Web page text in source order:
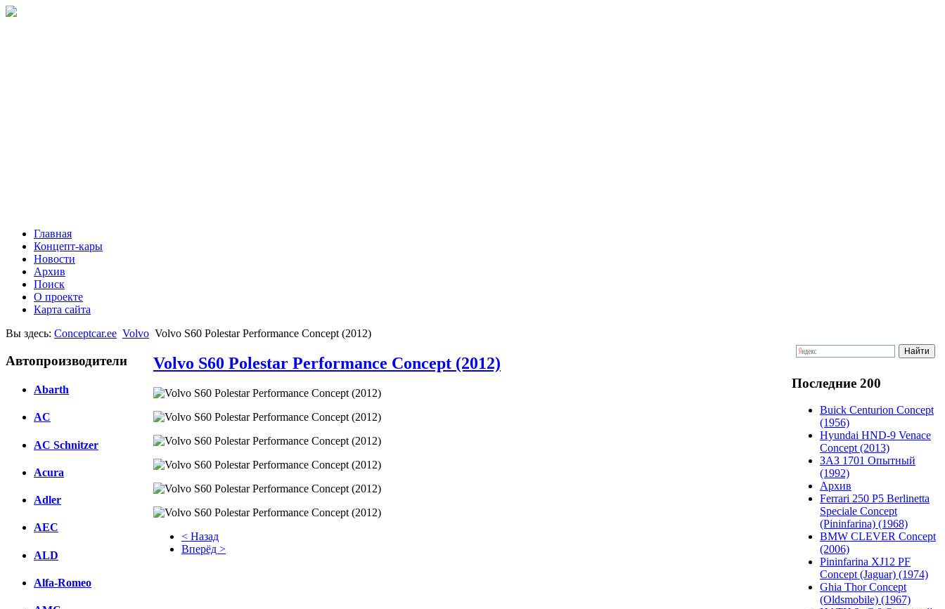
Главная
Концепт-кары
Новости
Архив
Поиск
О проекте
Карта сайта
Вы здесь: Conceptcar.ee Volvo Volvo S60 Polestar Performance Concept (2012)
Автопроизводители
Abarth
AC
AC Schnitzer
Acura
Adler
AEC
ALD
Alfa-Romeo
Volvo S60 Polestar Performance Concept (2012)
< Назад
Вперёд >
Последние 200
Buick Centurion Concept
(1956)
Hyundai HND-9 Venace
Concept (2013)
ЗАЗ 1701 Опытный
(1992)
Архив
Ferrari 250 P5 Berlinetta
Speciale Concept
(Pininfarina) (1968)
BMW CLEVER Concept
(2006)
Pininfarina XJ12 PF
Concept (Jaguar) (1974)
Ghia Thor Concept
(Oldsmobile) (1967)